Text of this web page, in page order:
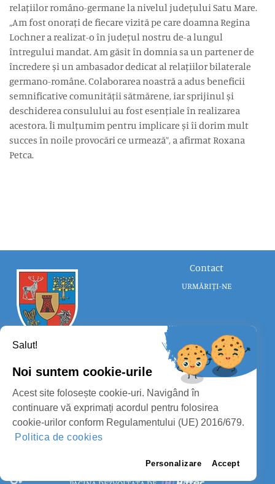
relațiilor româno-germane la nivelul județului Satu Mare.
„Am fost onorați de fiecare vizită pe care doamna Regina
Lochner a realizat-o în județul nostru de-a lungul
întregului mandat. Am găsit în domnia sa un partener de
încredere și un ambasador dedicat al relațiilor bilaterale
germano-române. Colaborarea noastră a adus beneficii
semnificative comunității sătmărene, iar sprijinul și
deschiderea consulului au fost esențiale în realizarea
acestora. Îi mulțumim pentru implicare și îi dorim mult
succes în noile provocări ce urmează”, a afirmat Roxana
Petca.
PROTECȚIA DATELOR PERSONALE
MASS-MEDIA
PAGINA VECHE
CONSILIUL JUDEȚEAN SATU MARE
Contact
URMĂRIȚI-NE
Salut!
Noi suntem cookie-urile
Acest site folosește cookie-uri. Navigând în
continuare vă exprimați acordul pentru folosirea
cookie-urilor conform Regulamentului (UE) 2016/679.
Politica de cookies
Personalizare Accept